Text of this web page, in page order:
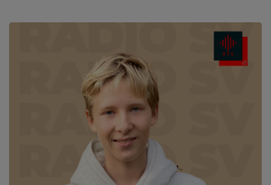
Equipes
Actualités Sportives